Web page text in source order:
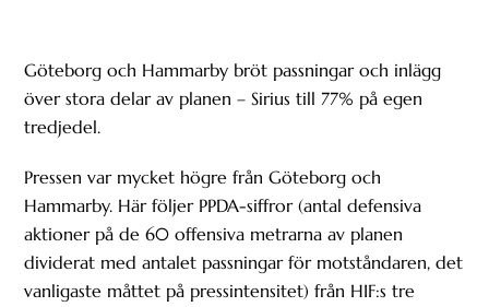
Göteborg och Hammarby bröt passningar och inlägg
över stora delar av planen – Sirius till 77% på egen
tredjedel.
Pressen var mycket högre från Göteborg och
Hammarby. Här följer PPDA-siffror (antal defensiva
aktioner på de 60 offensiva metrarna av planen
dividerat med antalet passningar för motståndaren, det
vanligaste måttet på pressintensitet) från HIF:s tre